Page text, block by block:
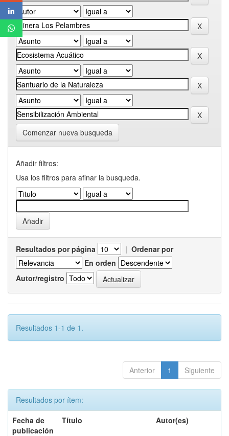
Comenzar nueva busqueda
Añadir filtros:
Usa los filtros para afinar la busqueda.
Resultados por página | Ordenar por
En orden
Autor/registro
Resultados 1-1 de 1.
Anterior 1 Siguiente
Resultados por ítem:
Fecha de
publicación
Título Autor(es)